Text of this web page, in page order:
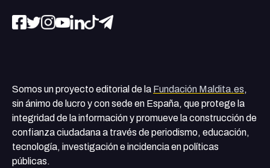
Somos un proyecto editorial de la Fundación Maldita.es,
sin ánimo de lucro y con sede en España, que protege la
integridad de la información y promueve la construcción de
confianza ciudadana a través de periodismo, educación,
tecnología, investigación e incidencia en políticas
públicas.